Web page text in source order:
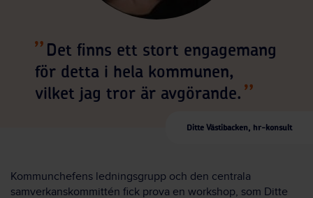
Det finns ett stort engagemang
för detta i hela kommunen,
vilket jag tror är avgörande.
Ditte Västibacken, hr-konsult
Kommunchefens ledningsgrupp och den centrala
samverkanskommittén fick prova en workshop, som Ditte